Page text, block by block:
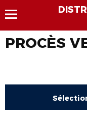
PROCÈS